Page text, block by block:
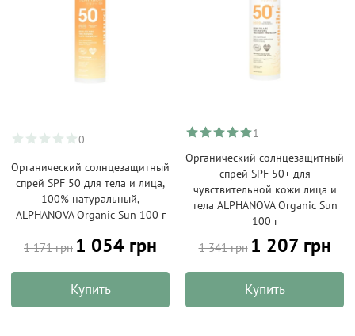
0
Органический солнцезащитный
спрей SPF 50 для тела и лица,
100% натуральный,
ALPHANOVA Organic Sun 100 г
1 171 грн 1 054 грн
Купить
1
Органический солнцезащитный
спрей SPF 50+ для
чувствительной кожи лица и
тела ALPHANOVA Organic Sun
100 г
1 341 грн 1 207 грн
Купить